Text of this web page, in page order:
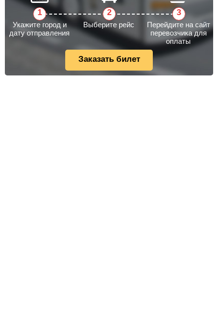
Укажите город и
дату отправления
Выберите рейс
Перейдите на сайт
перевозчика для
оплаты
Заказать билет